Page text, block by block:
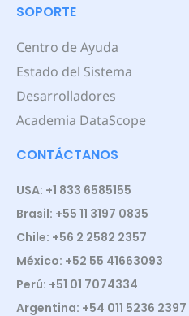
SOPORTE
Centro de Ayuda
Estado del Sistema
Desarrolladores
Academia DataScope
CONTÁCTANOS
USA: +1 833 6585155
Brasil: +55 11 3197 0835
Chile: +56 2 2582 2357
México: +52 55 41663093
Perú: +51 01 7074334
Argentina: +54 011 5236 2397